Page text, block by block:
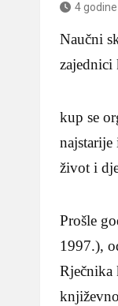
4
Naučni
zajednici
kup se
život i
Prošle
1997.),
Rječnika